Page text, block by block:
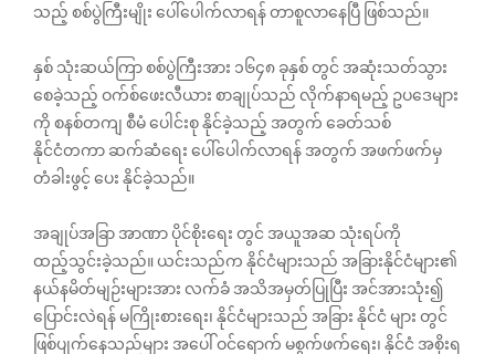
သည့် စစ်ပွဲကြီးမျိုး ပေါ်ပေါက်လာရန် တာစူလာနေပြီ ဖြစ်သည်။
နှစ် သုံးဆယ်ကြာ စစ်ပွဲကြီးအား ၁၆၄၈ ခုနှစ် တွင် အဆုံးသတ်သွား
စေခဲ့သည့် ဝက်စ်ဖေးလီယား စာချုပ်သည် လိုက်နာရမည့် ဥပဒေများ
ကို စနစ်တကျ စီမံ ပေါင်းစု နိုင်ခဲ့သည့် အတွက် ခေတ်သစ်
နိုင်ငံတကာ ဆက်ဆံရေး ပေါ်ပေါက်လာရန် အတွက် အဖက်ဖက်မှ
တံခါးဖွင့် ပေး နိုင်ခဲ့သည်။
အချုပ်အခြာ အာဏာ ပိုင်စိုးရေး တွင် အယူအဆ သုံးရပ်ကို
ထည့်သွင်းခဲ့သည်။ ယင်းသည်က နိုင်ငံများသည် အခြားနိုင်ငံများ၏
နယ်နမိတ်မျဉ်းများအား လက်ခံ အသိအမှတ်ပြုပြီး အင်အားသုံး၍
ပြောင်းလဲရန် မကြိုးစားရေး၊ နိုင်ငံများသည် အခြား နိုင်ငံ များ တွင်
ဖြစ်ပျက်နေသည်များ အပေါ် ဝင်ရောက် မစွက်ဖက်ရေး၊ နိုင်ငံ အစိုးရ